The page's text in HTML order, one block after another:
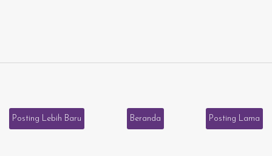
Posting Lebih Baru Posting Lama
Beranda